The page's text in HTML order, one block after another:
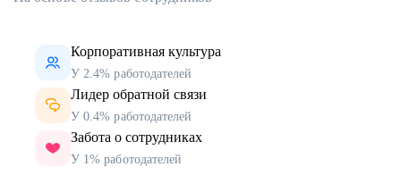
Корпоративная культура
У 2.4% работодателей
Лидер обратной связи
У 0.4% работодателей
Забота о сотрудниках
У 1% работодателей